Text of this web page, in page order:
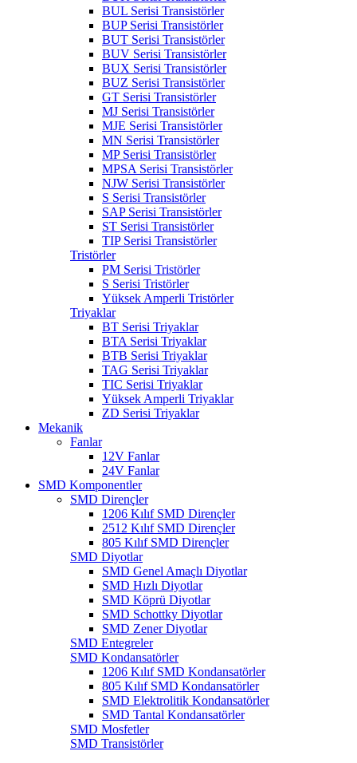
BUL Serisi Transistörler
BUP Serisi Transistörler
BUT Serisi Transistörler
BUV Serisi Transistörler
BUX Serisi Transistörler
BUZ Serisi Transistörler
GT Serisi Transistörler
MJ Serisi Transistörler
MJE Serisi Transistörler
MN Serisi Transistörler
MP Serisi Transistörler
MPSA Serisi Transistörler
NJW Serisi Transistörler
S Serisi Transistörler
SAP Serisi Transistörler
ST Serisi Transistörler
TIP Serisi Transistörler
Tristörler
PM Serisi Tristörler
S Serisi Tristörler
Yüksek Amperli Tristörler
Triyaklar
BT Serisi Triyaklar
BTA Serisi Triyaklar
BTB Serisi Triyaklar
TAG Serisi Triyaklar
TIC Serisi Triyaklar
Yüksek Amperli Triyaklar
ZD Serisi Triyaklar
Mekanik
Fanlar
12V Fanlar
24V Fanlar
SMD Komponentler
SMD Dirençler
1206 Kılıf SMD Dirençler
2512 Kılıf SMD Dirençler
805 Kılıf SMD Dirençler
SMD Diyotlar
SMD Genel Amaçlı Diyotlar
SMD Hızlı Diyotlar
SMD Köprü Diyotlar
SMD Schottky Diyotlar
SMD Zener Diyotlar
SMD Entegreler
SMD Kondansatörler
1206 Kılıf SMD Kondansatörler
805 Kılıf SMD Kondansatörler
SMD Elektrolitik Kondansatörler
SMD Tantal Kondansatörler
SMD Mosfetler
SMD Transistörler